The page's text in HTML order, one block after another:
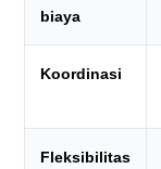
biaya
Koordinasi
Fleksibilitas